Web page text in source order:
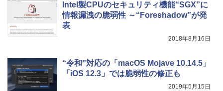
New Amazon Kindle Scribe Colorsoft |
11インチカラーディスプレイ、64GBスト
整、色調調節ライト、プレミアムペン付
￥115,980
Intel製CPUのセキュリティ機能“SGX”に
情報漏洩の脆弱性 ～“Foreshadow”が発
表
2018年8月16日
“令和”対応の「macOS Mojave 10.14.5」
「iOS 12.3」では脆弱性の修正も
2019年5月15日